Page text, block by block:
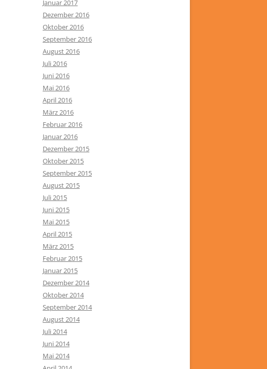
Januar 2017
Dezember 2016
Oktober 2016
September 2016
August 2016
Juli 2016
Juni 2016
Mai 2016
April 2016
März 2016
Februar 2016
Januar 2016
Dezember 2015
Oktober 2015
September 2015
August 2015
Juli 2015
Juni 2015
Mai 2015
April 2015
März 2015
Februar 2015
Januar 2015
Dezember 2014
Oktober 2014
September 2014
August 2014
Juli 2014
Juni 2014
Mai 2014